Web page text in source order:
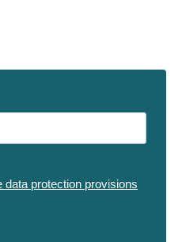
data protection provisions